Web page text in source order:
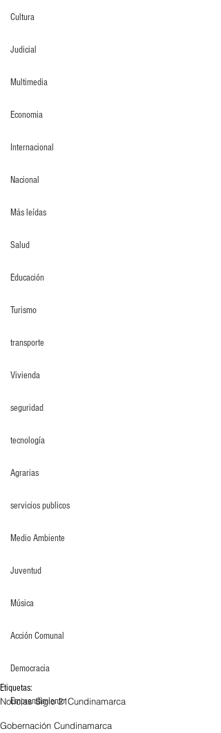
Cultura
Judicial
Multimedia
Economia
Internacional
Nacional
Más leídas
Salud
Educación
Turismo
transporte
Vivienda
seguridad
tecnología
Agrarias
servicios publicos
Medio Ambiente
Juventud
Música
Acción Comunal
Democracia
Emprendimiento
Etiquetas:
Noticias Siglo 21Cundinamarca
Gobernación Cundinamarca